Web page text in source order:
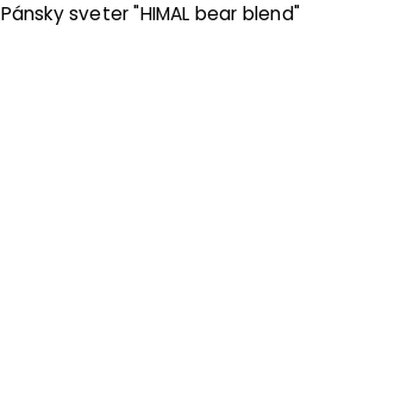
Pánsky sveter "HIMAL bear blend"